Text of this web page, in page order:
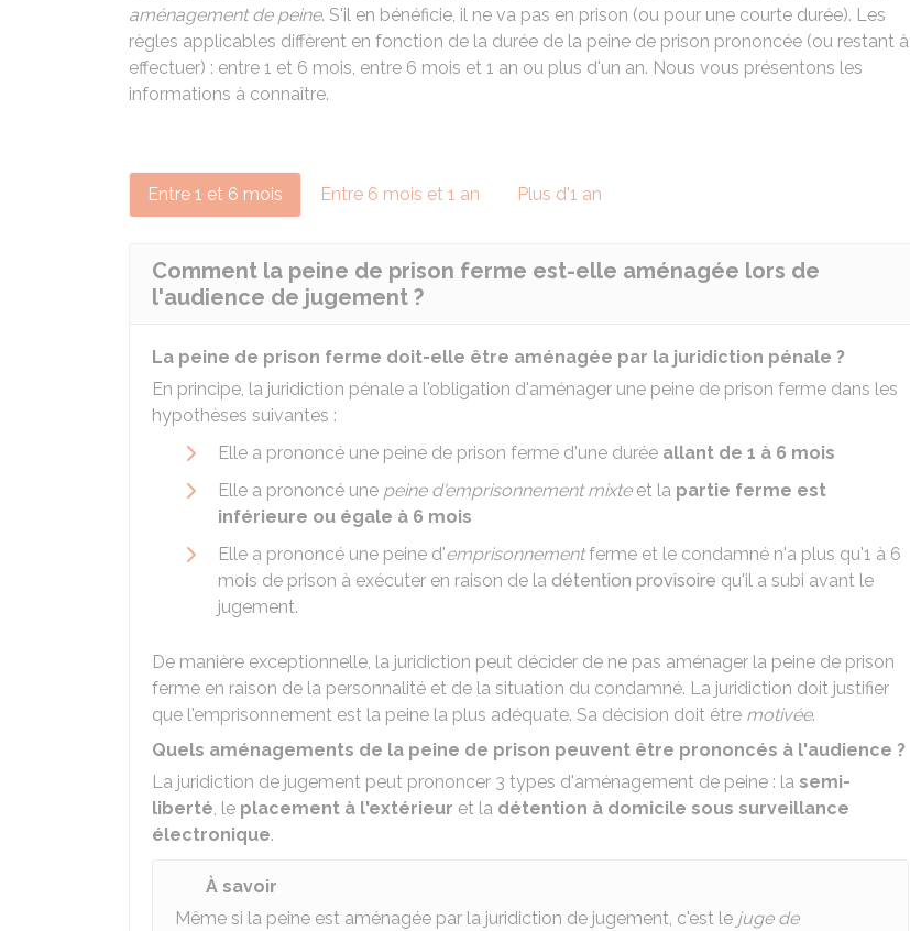
aménagement de peine. S'il en bénéficie, il ne va pas en prison (ou pour une courte durée). Les
règles applicables diffèrent en fonction de la durée de la peine de prison prononcée (ou restant à
effectuer) : entre 1 et 6 mois, entre 6 mois et 1 an ou plus d'un an. Nous vous présentons les
informations à connaître.
Entre 1 et 6 mois Entre 6 mois et 1 an Plus d'1 an
Comment la peine de prison ferme est-elle aménagée lors de
l'audience de jugement ?
La peine de prison ferme doit-elle être aménagée par la juridiction pénale ?
En principe, la juridiction pénale a l'obligation d'aménager une peine de prison ferme dans les
hypothèses suivantes :
Elle a prononcé une peine de prison ferme d'une durée allant de 1 à 6 mois
Elle a prononcé une peine d'emprisonnement mixteet la partie ferme est
inférieure ou égale à 6 mois
Elle a prononcé une peine d'emprisonnementferme et le condamné n'a plus qu'1 à 6
mois de prison à exécuter en raison de la détention provisoire qu'il a subi avant le
jugement.
De manière exceptionnelle, la juridiction peut décider de ne pas aménager la peine de prison
ferme en raison de la personnalité et de la situation du condamné. La juridiction doit justifier
que l'emprisonnement est la peine la plus adéquate. Sa décision doit être motivée.
Quels aménagements de la peine de prison peuvent être prononcés à l'audience ?
La juridiction de jugement peut prononcer 3 types d'aménagement de peine : la semi-
liberté, le placement à l'extérieur et la détention à domicile sous surveillance
électronique.
À savoir
Même si la peine est aménagée par la juridiction de jugement, c'est le juge de